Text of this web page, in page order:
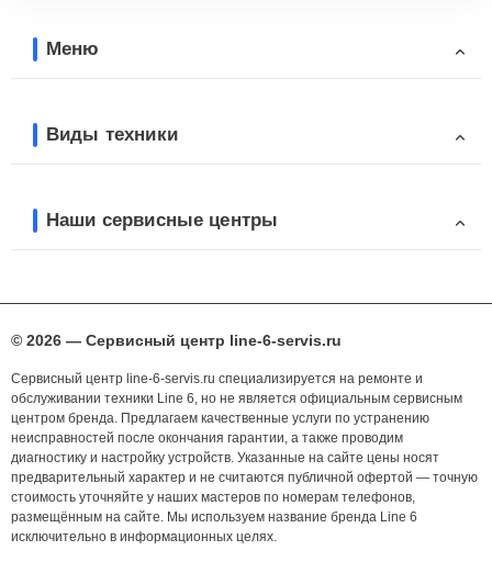
Меню
Виды техники
Наши сервисные центры
© 2026 — Сервисный центр line-6-servis.ru
Сервисный центр line-6-servis.ru специализируется на ремонте и
обслуживании техники Line 6, но не является официальным сервисным
центром бренда. Предлагаем качественные услуги по устранению
неисправностей после окончания гарантии, а также проводим
диагностику и настройку устройств. Указанные на сайте цены носят
предварительный характер и не считаются публичной офертой — точную
стоимость уточняйте у наших мастеров по номерам телефонов,
размещённым на сайте. Мы используем название бренда Line 6
исключительно в информационных целях.